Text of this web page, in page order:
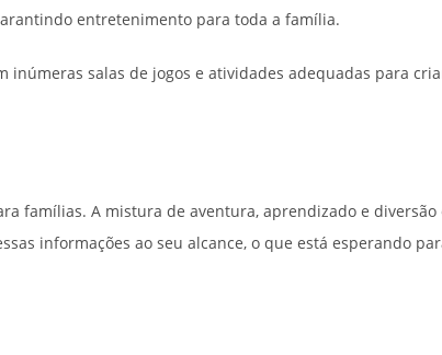
entretenimento para toda a família.
salas de jogos e atividades adequadas para
famílias. A mistura de aventura, aprendizado e
informações ao seu alcance, o que está esperando